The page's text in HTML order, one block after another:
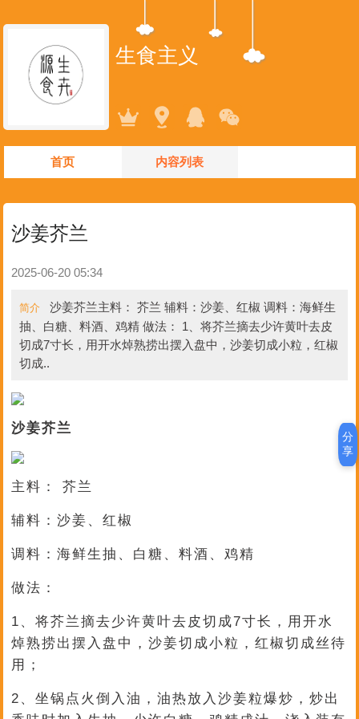
生食主义
首页 内容列表
沙姜芥兰
2025-06-20 05:34
简介
沙姜芥兰主料： 芥兰 辅料：沙姜、红椒 调料：海鲜生
抽、白糖、料酒、鸡精 做法： 1、将芥兰摘去少许黄叶去皮
切成7寸长，用开水焯熟捞出摆入盘中，沙姜切成小粒，红椒
切成..
沙姜芥兰
主料： 芥兰
辅料：沙姜、红椒
调料：海鲜生抽、白糖、料酒、鸡精
做法：
1、将芥兰摘去少许黄叶去皮切成7寸长，用开水
焯熟捞出摆入盘中，沙姜切成小粒，红椒切成丝待
用；
2、坐锅点火倒入油，油热放入沙姜粒爆炒，炒出
分
享